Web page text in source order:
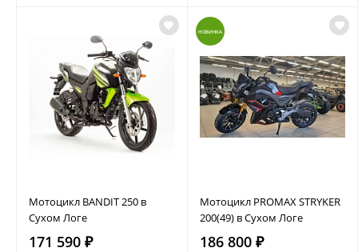
Мотоцикл BANDIT 250 в
Сухом Логе
171 590 ₽
НОВИНКА
Мотоцикл PROMAX STRYKER
200(49) в Сухом Логе
186 800 ₽